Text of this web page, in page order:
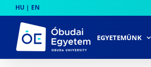
to
content
HU | EN
EGYETEMÜNK